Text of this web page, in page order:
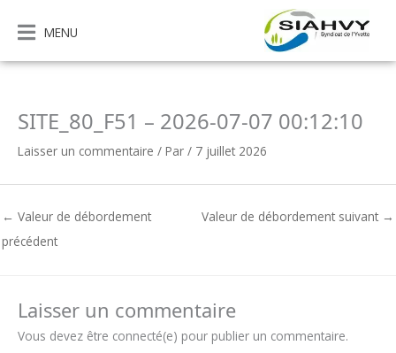
contenu
MENU
SITE_80_F51 – 2026-07-07 00:12:10
Laisser un commentaire / Par / 7 juillet 2026
← Valeur de débordement
précédent
Valeur de débordement suivant →
Laisser un commentaire
Vous devez être connecté(e) pour publier un commentaire.